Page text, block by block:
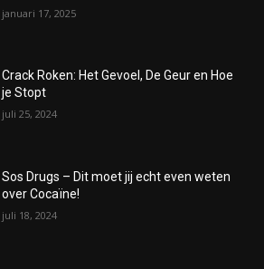
januari 17, 2025
Crack Roken: Het Gevoel, De Geur en Hoe
je Stopt
juli 25, 2024
Sos Drugs – Dit moet jij echt even weten
over Cocaïne!
juli 18, 2024